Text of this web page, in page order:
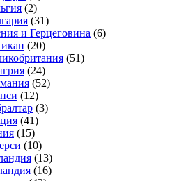
(2)
(31)
и Герцеговина (6)
(20)
(51)
(24)
(52)
(12)
(3)
(41)
(15)
(10)
(13)
(16)